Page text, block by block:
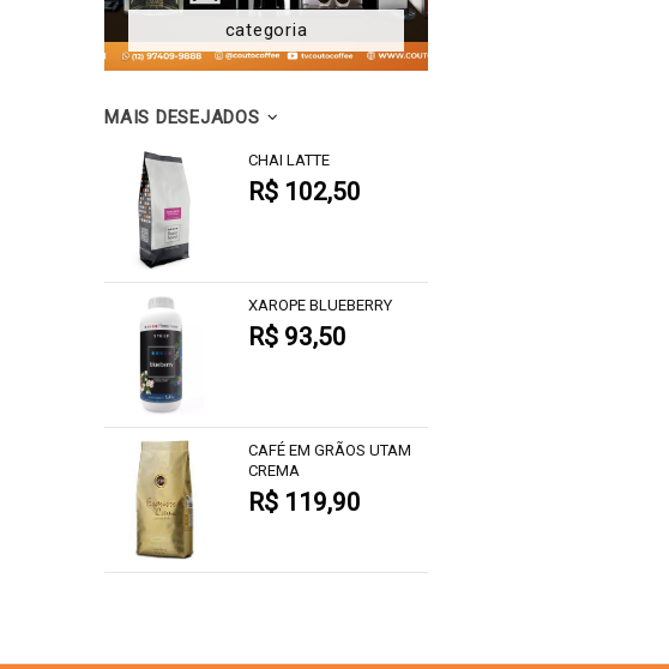
categoria
MAIS DESEJADOS
CHAI LATTE
R$ 102,50
XAROPE BLUEBERRY
R$ 93,50
CAFÉ EM GRÃOS UTAM
CREMA
R$ 119,90